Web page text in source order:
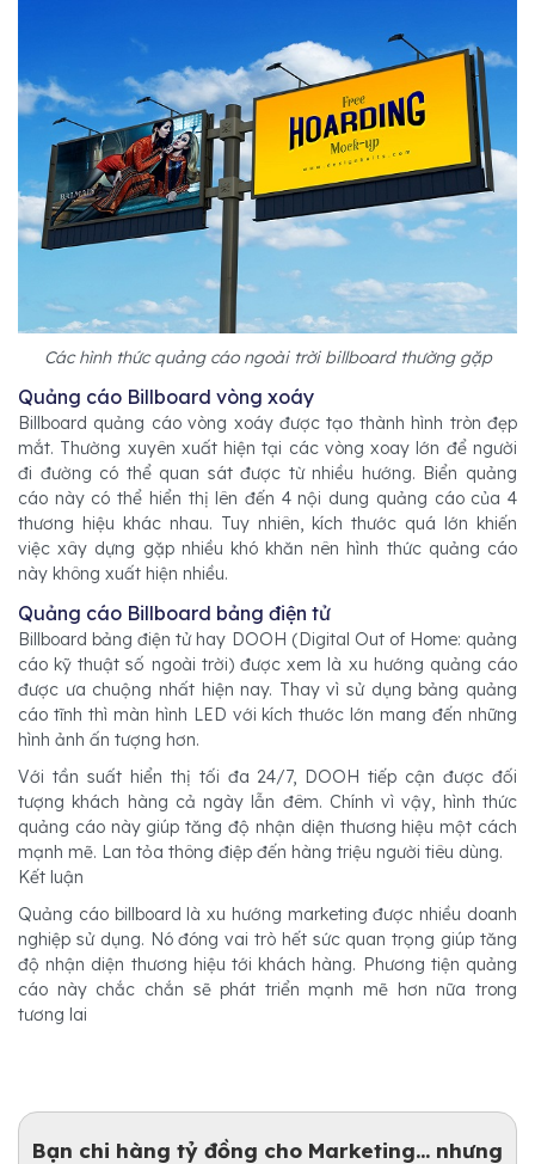
Các hình thức quảng cáo ngoài trời billboard thường gặp
Quảng cáo Billboard vòng xoáy
Billboard quảng cáo vòng xoáy được tạo thành hình tròn đẹp
mắt. Thường xuyên xuất hiện tại các vòng xoay lớn để người
đi đường có thể quan sát được từ nhiều hướng. Biển quảng
cáo này có thể hiển thị lên đến 4 nội dung quảng cáo của 4
thương hiệu khác nhau. Tuy nhiên, kích thước quá lớn khiến
việc xây dựng gặp nhiều khó khăn nên hình thức quảng cáo
này không xuất hiện nhiều.
Quảng cáo Billboard bảng điện tử
Billboard bảng điện tử hay DOOH (Digital Out of Home: quảng
cáo kỹ thuật số ngoài trời) được xem là xu hướng quảng cáo
được ưa chuộng nhất hiện nay. Thay vì sử dụng bảng quảng
cáo tĩnh thì màn hình LED với kích thước lớn mang đến những
hình ảnh ấn tượng hơn.
Với tần suất hiển thị tối đa 24/7, DOOH tiếp cận được đối
tượng khách hàng cả ngày lẫn đêm. Chính vì vậy, hình thức
quảng cáo này giúp tăng độ nhận diện thương hiệu một cách
mạnh mẽ. Lan tỏa thông điệp đến hàng triệu người tiêu dùng.
Kết luận
Quảng cáo billboard là xu hướng marketing được nhiều doanh
nghiệp sử dụng. Nó đóng vai trò hết sức quan trọng giúp tăng
độ nhận diện thương hiệu tới khách hàng. Phương tiện quảng
cáo này chắc chắn sẽ phát triển mạnh mẽ hơn nữa trong
tương lai
Bạn chi hàng tỷ đồng cho Marketing... nhưng